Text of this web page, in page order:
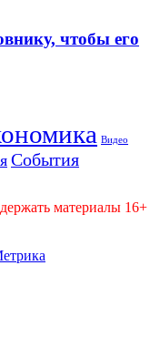
чтобы его
Видео
События
материалы 16+